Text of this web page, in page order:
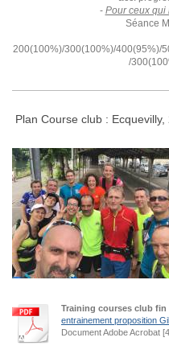
- Pour ceux qui
Séance
200(100%)/300(100%)/400(95%)/
/
Plan Course club :
Training courses club fin
entrainement proposition
Document Adobe Acrobat